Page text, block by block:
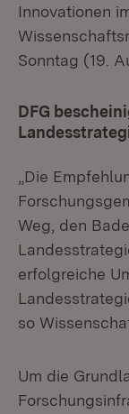
Innovationen
Sonntag (19.
DFG
„Die
Weg, den
erfolgreiche
so
Um die